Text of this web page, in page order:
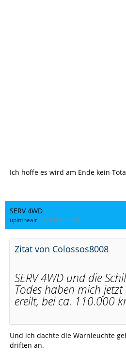
Ich hoffe es wird am Ende kein
SERV 4WD
upintheair 4. März 2026
Zitat von Colossos8008
SERV 4WD und die
Todes haben mich
ereilt, bei ca. 110.000
Und ich dachte die Warnleuchte
driften an.